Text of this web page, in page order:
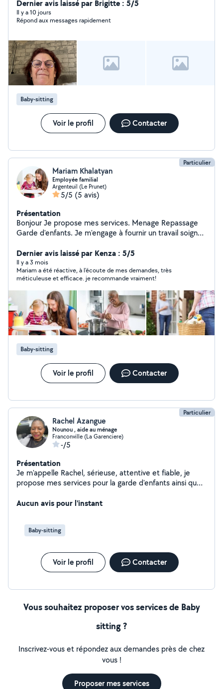
Dernier avis laissé par Brigitte : 5/5
Il y a 10 jours
Répond aux messages rapidement
Baby-sitting
Voir le profil Contacter
Particulier
Mariam Khalatyan
Employée familial
Argenteuil (Le Prunet)
5/5 (5 avis)
Présentation
Bonjour Je propose mes services. Menage Repassage
Garde d'enfants. Je m'engage à fournir un travail soigné,
Dernier avis laissé par Kenza : 5/5
Il y a 3 mois
Mariam a été réactive, à l'écoute de mes demandes, très
méticuleuse et efficace. je recommande vraiment!
Baby-sitting
Voir le profil Contacter
Particulier
Rachel Azangue
Nounou , aide au ménage
Franconville (La Garenciere)
-/5
Présentation
Je m'appelle Rachel, sérieuse, attentive et fiable, je
propose mes services pour la garde d'enfants ainsi que
enfants en proposant des activités adaptées à leur âge,
Disponible et organisée, je peux également vous aider
pour l'entretien de votre domicile avec soin et
d'informations
Aucun avis pour l'instant
Baby-sitting
Voir le profil Contacter
Vous souhaitez proposer vos services de Baby
sitting ?
Inscrivez-vous et répondez aux demandes près de chez
vous !
Proposer mes services